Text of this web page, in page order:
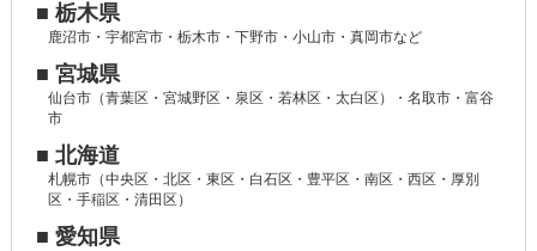
■ 栃木県
鹿沼市・宇都宮市・栃木市・下野市・小山市・真岡市など
■ 宮城県
仙台市（青葉区・宮城野区・泉区・若林区・太白区）・名取市・富谷
市
■ 北海道
札幌市（中央区・北区・東区・白石区・豊平区・南区・西区・厚別
区・手稲区・清田区）
■ 愛知県